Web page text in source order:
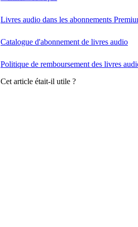
Livres audio dans les abonnements
Catalogue d'abonnement de livres audio
Politique de remboursement des livres
Cet article était-il utile ?